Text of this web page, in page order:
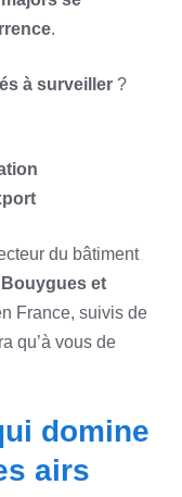
.
à surveiller ?
du bâtiment
et
France, suivis de
qu’à vous de
domine
airs